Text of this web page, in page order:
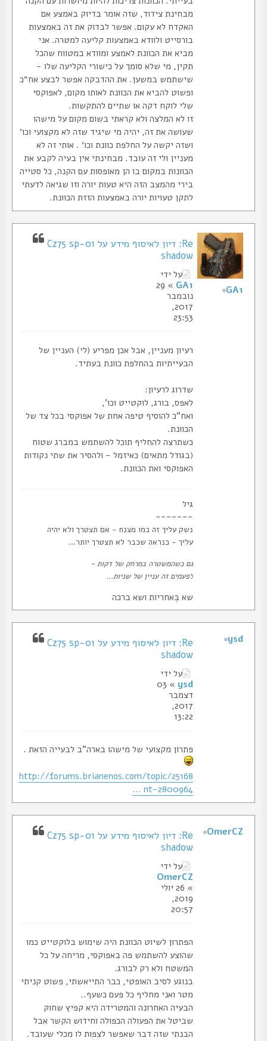
מבחינת צידוד, שזה אומר בדיוק באמצע אם
האקדח לא עקום. אפשר לבדוק את זה באמצעות
בורסייט ולוודא באמצעות קליעה למטרה. אני
מביא את הכוונת לאמצע ומוודא במטווח שהכל
תקין, מי שלא סומך על כישורי הקליעה שלו -
שישתמש במשען. את ההדבקה אפשר לבצע אח״כ
ופשוט להביא את הכוונת לאותו מקום, לאפוקסי
שלי לוקח דקה או שתיים להתקשות.
זו לא המלצה ולא קראתי בשום מקום על מישהו
שעושה את זה, יהיה מי שיגיד שזה לא מקצועי וכו׳
ושזה יקשה על החלפת כוונת וכו׳ . אותי זה לא
מעניין ולי זה עובד. מבחינתי אין בעיה לקבע את
הכוונות במקום בו הן מאופסות עם הקנה, כל סטייה
בירי מהמצב הזה היא טעות יורה וזו שגיאה לדעתי
לתקן טעויות יורה באמצעות הזזת הכוונת.
Re: דיון לאיסוף מידע על Cz75 sp-01
shadow
על ידי
» 29
נובמבר
2017,
23:53
רעיון מעניין, אבל אכן מפריע (לי) העניין של
הבעייתיות בהחלפת כוונת בעתיד.
שדרוג לרעיון:
לאפס, בורג, לוקטייט וכו',
ואח"כ להוסיף טיפה אחת של אפוקסי בכל צד של
הכוונת.
כשתרצה להחליף תוכל להשתמש במברג שטוח
(בגודל מתאים) כאיזמל - ולהסיר את שתי נקודות
האפוקסי ואת הכוונת.
-------
נשק עליך זה כמו מצנח - אם תצטרך ולא יהיה
עליך - כנראה שכבר לא תצטרך יותר...
גם כשהמשטרה במרחק של דקות -
לפעמים זה עניין של שניות...
שא בְּאחריות ושא ברכה
Re: דיון לאיסוף מידע על Cz75 sp-01
shadow
על ידי
» 03
דצמבר
2017,
13:22
פתרון מקצועי של מישהו בארה"ב לבעייה הזאת .
http://forums.brianenos.com/topic/25168
... nt-2800964
Re: דיון לאיסוף מידע על Cz75 sp-01
shadow
על ידי
OmerCZ
» 26 יולי
2019,
20:57
הפתרון לשיוט הכוונת היה שימוש בלוקטייט כמו
שהוצע להשתמש פה באפוקסי, מריחה על כל
המשטח ולא רק לבורג.
בנוגע לסיב האופטי, כבר התייאשתי, פשוט קניתי
מטר ואני מחליף כל פעם כשעף..
הבעיה האחרונה והמטרידה היא קפיץ שחוק
שביטל את הפעולה הכפולה וחידוש הקשר אבל
הבנתי שזה דבר שאפשר לצפות לו מכלי שעובד.
OmerCZ